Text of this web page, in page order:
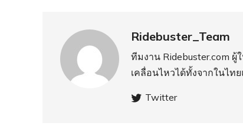
Ridebuster_Team
ทีมงาน Ridebuster.com
เคลื่อนไหวได้ทั้งจากในไท
Twitter